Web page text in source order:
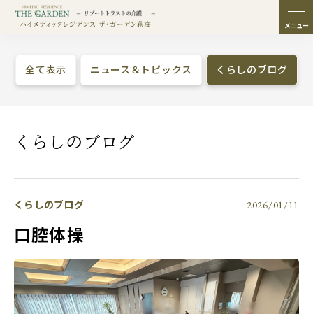
ME
NU
全て表示 ニュース＆トピックス くらしのブログ
くらしのブログ
くらしのブログ 2026/01/11
口腔体操